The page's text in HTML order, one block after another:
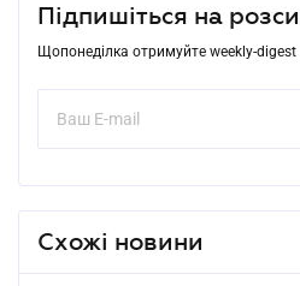
Підпишіться на
Щопонеділка отримуйте weekly-digest
Схожі новини